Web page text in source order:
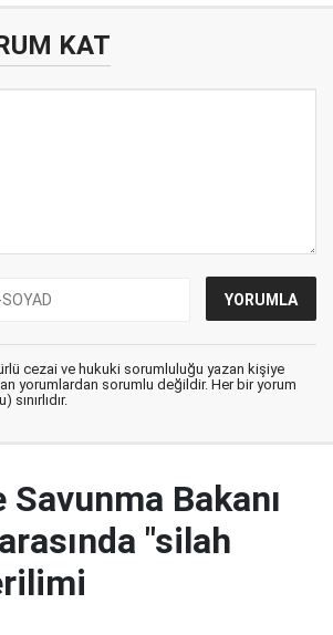
KAT
cezai ve hukuki sorumluluğu yazan kişiye
yorumlardan sorumlu değildir. Her bir yorum
Bakanı
"silah